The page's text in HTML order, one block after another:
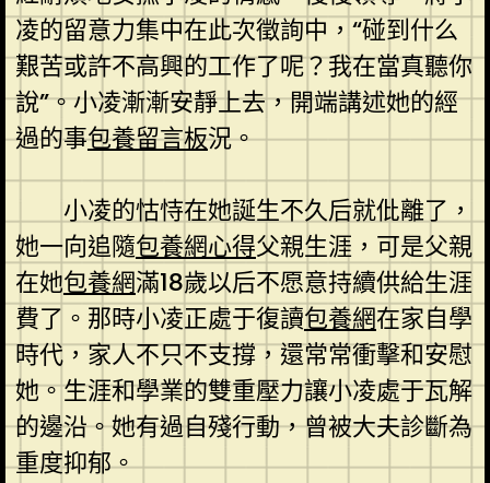
凌的留意力集中在此次徵詢中，“碰到什么
艱苦或許不高興的工作了呢？我在當真聽你
說”。小凌漸漸安靜上去，開端講述她的經
過的事包養留言板況。
小凌的怙恃在她誕生不久后就仳離了，
她一向追隨包養網心得父親生涯，可是父親
在她包養網滿18歲以后不愿意持續供給生涯
費了。那時小凌正處于復讀包養網在家自學
時代，家人不只不支撐，還常常衝擊和安慰
她。生涯和學業的雙重壓力讓小凌處于瓦解
的邊沿。她有過自殘行動，曾被大夫診斷為
重度抑郁。